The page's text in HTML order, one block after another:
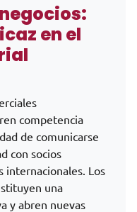
en el
competencia
de comunicarse
con socios
internacionales. Los
una
y abren nuevas